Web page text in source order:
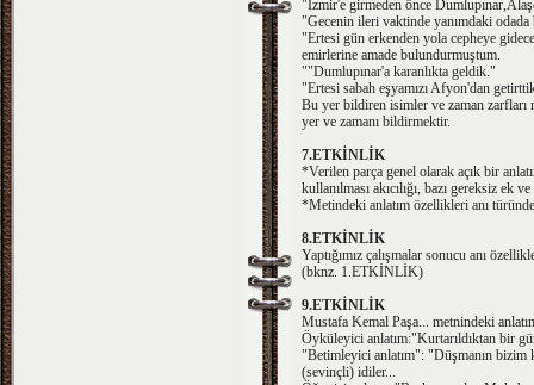
"İzmir'e girmeden önce
"Gecenin ileri vaktinde yanımdaki
"Ertesi gün erkenden yola cepheye
emirlerine amade bulundurmuştum.
""Dumlupınar'a karanlıkta geldik."
"Ertesi sabah eşyamızı Afyon'dan
Bu yer bildiren isimler ve zaman zarfları
yer ve zamanı bildirmektir.
7.ETKİNLİK
*Verilen parça genel olarak açık bir
kullanılması akıcılığı, bazı gereksiz ek
*Metindeki anlatım özellikleri anı
8.ETKİNLİK
Yaptığımız çalışmalar sonucu anı
(bknz. 1.ETKİNLİK)
9.ETKİNLİK
Mustafa Kemal Paşa... metnindeki
Öyküleyici anlatım:"Kurtarıldıktan bir
"Betimleyici anlatım": "Düşmanın bizim
(sevinçli) idiler...